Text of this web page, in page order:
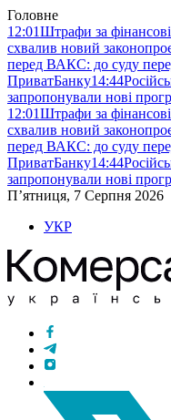
Головне
12:01Штрафи за
схвалив новий
перед ВАКС: до суду
ПриватБанку14:44
запропонували нові
12:01Штрафи за
схвалив новий
перед ВАКС: до суду
ПриватБанку14:44
запропонували нові
П’ятниця, 7 Серпня 2026
УКР